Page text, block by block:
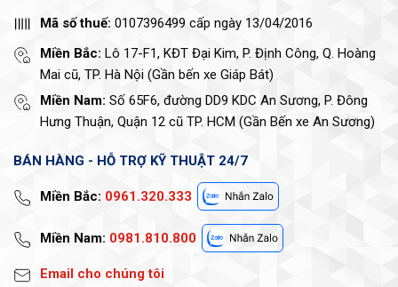
Mã số thuế: 0107396499 cấp ngày 13/04/2016
Miền Bắc: Lô 17-F1, KĐT Đại Kim, P. Định Công, Q. Hoàng
Mai cũ, TP. Hà Nội (Gần bến xe Giáp Bát)
Miền Nam: Số 65F6, đường DD9 KDC An Sương, P. Đông
Hưng Thuận, Quận 12 cũ TP. HCM (Gần Bến xe An Sương)
BÁN HÀNG - HỖ TRỢ KỸ THUẬT 24/7
Miền Bắc: 0961.320.333
Miền Nam: 0981.810.800
Email cho chúng tôi